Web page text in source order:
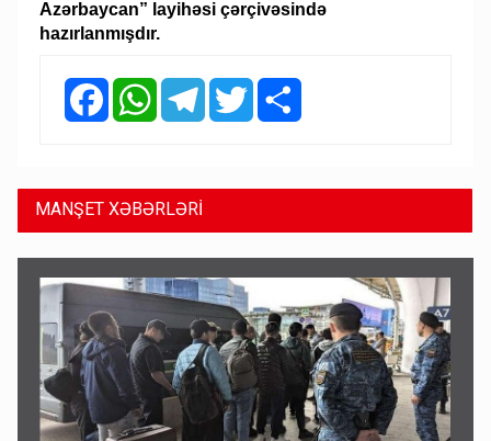
Azərbaycan” layihəsi çərçivəsində
hazırlanmışdır.
FacebookWhatsAppTelegramTwitter
MANŞET XƏBƏRLƏRİ